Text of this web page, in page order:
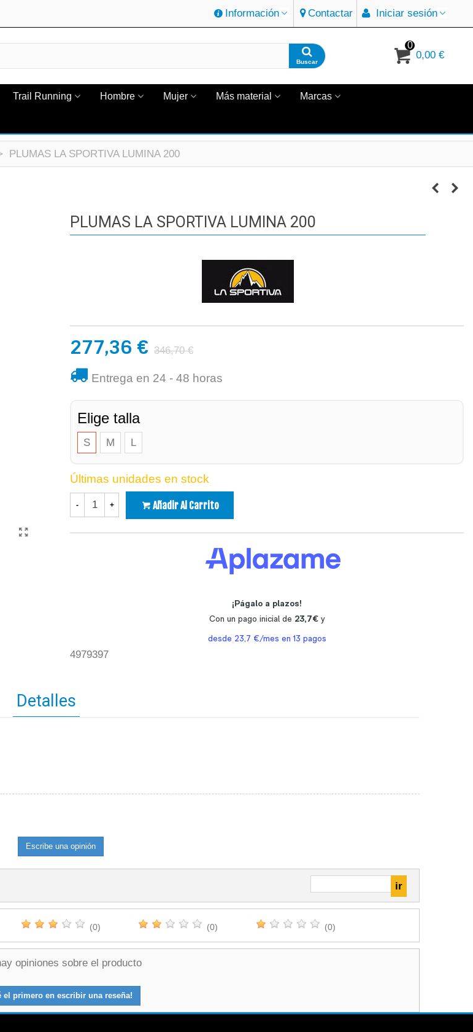
Información Contactar Iniciar sesión
Buscar
0
0,00 €
Trail Running Hombre Mujer Más material Marcas
PLUMAS LA SPORTIVA LUMINA 200
PLUMAS LA SPORTIVA LUMINA 200
277,36 € 346,70 €
Entrega en 24 - 48 horas
Elige talla
S M L
Últimas unidades en stock
- + Añadir Al Carrito
4979397
Detalles
Escribe una opinión
(0) (0) (0)
opiniones sobre el producto
el primero en escribir una reseña!